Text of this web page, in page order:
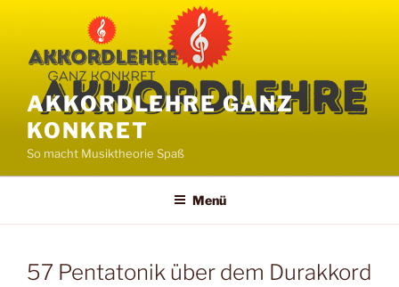
springen
AKKORDLEHRE GANZ
KONKRET
So macht Musiktheorie Spaß
Menü
57 Pentatonik über dem Durakkord